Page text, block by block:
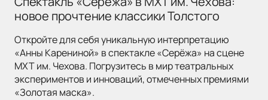
новое прочтение классики Толстого
Откройте для себя уникальную интерпретацию
«Анны Карениной» в спектакле «Серёжа» на сцене
МХТ им. Чехова. Погрузитесь в мир театральных
экспериментов и инноваций, отмеченных премиями
«Золотая маска».